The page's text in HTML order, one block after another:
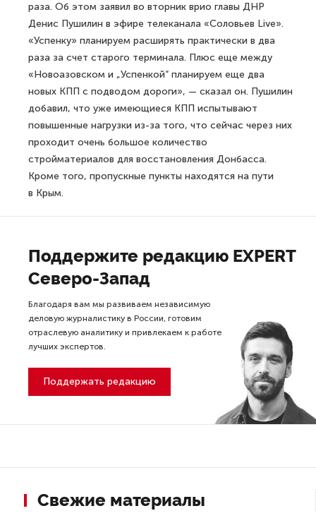
раза. Об этом заявил во вторник врио главы ДНР
Денис Пушилин в эфире телеканала «Соловьев Live».
«Успенку» планируем расширять практически в два
раза за счет старого терминала. Плюс еще между
«Новоазовском и „Успенкой“ планируем еще два
новых КПП с подводом дороги», — сказал он. Пушилин
добавил, что уже имеющиеся КПП испытывают
повышенные нагрузки из-за того, что сейчас через них
проходит очень большое количество
стройматериалов для восстановления Донбасса.
Кроме того, пропускные пункты находятся на пути
в Крым.
Поддержите редакцию EXPERT
Северо-Запад
Благодаря вам мы развиваем независимую
деловую журналистику в России, готовим
отраслевую аналитику и привлекаем к работе
лучших экспертов.
Поддержать редакцию
Свежие материалы